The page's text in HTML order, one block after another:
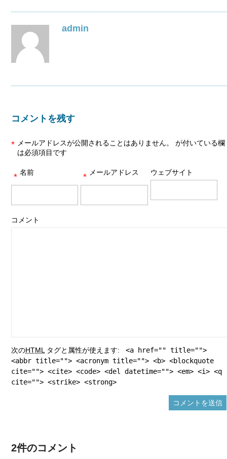
admin
コメントを残す
メールアドレスが公開されることはありません。
*
が付いている欄
は必須項目です
名前
* メールアドレス
* ウェブサイト
コメント
次のHTML タグと属性が使えます:
<a href="" title="">
<abbr title=""> <acronym title=""> <b> <blockquote
cite=""> <cite> <code> <del datetime=""> <em> <i> <q
cite=""> <strike> <strong>
2件のコメント